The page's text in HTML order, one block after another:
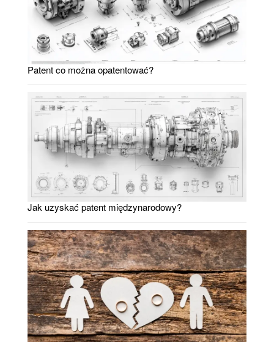
Patent co można opatentować?
Jak uzyskać patent międzynarodowy?